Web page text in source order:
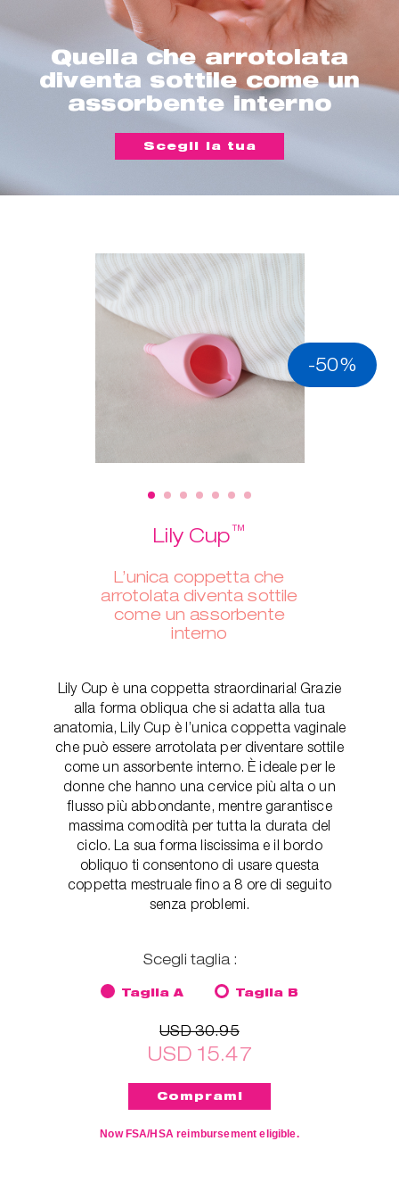
Quella che arrotolata
diventa sottile come un
assorbente interno
Scegli la tua
-50%
Lily Cup™
L’unica coppetta che
arrotolata diventa sottile
come un assorbente
interno
Lily Cup è una coppetta straordinaria! Grazie
alla forma obliqua che si adatta alla tua
anatomia, Lily Cup è l’unica coppetta vaginale
che può essere arrotolata per diventare sottile
come un assorbente interno. È ideale per le
donne che hanno una cervice più alta o un
flusso più abbondante, mentre garantisce
massima comodità per tutta la durata del
ciclo. La sua forma liscissima e il bordo
obliquo ti consentono di usare questa
coppetta mestruale fino a 8 ore di seguito
senza problemi.
Scegli taglia :
Taglia A Taglia B
USD 30.95
USD 15.47
Now FSA/HSA reimbursement eligible.